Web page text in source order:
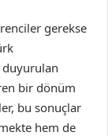
gerekse
duyurulan
bir dönüm
bu sonuçlar
hem de